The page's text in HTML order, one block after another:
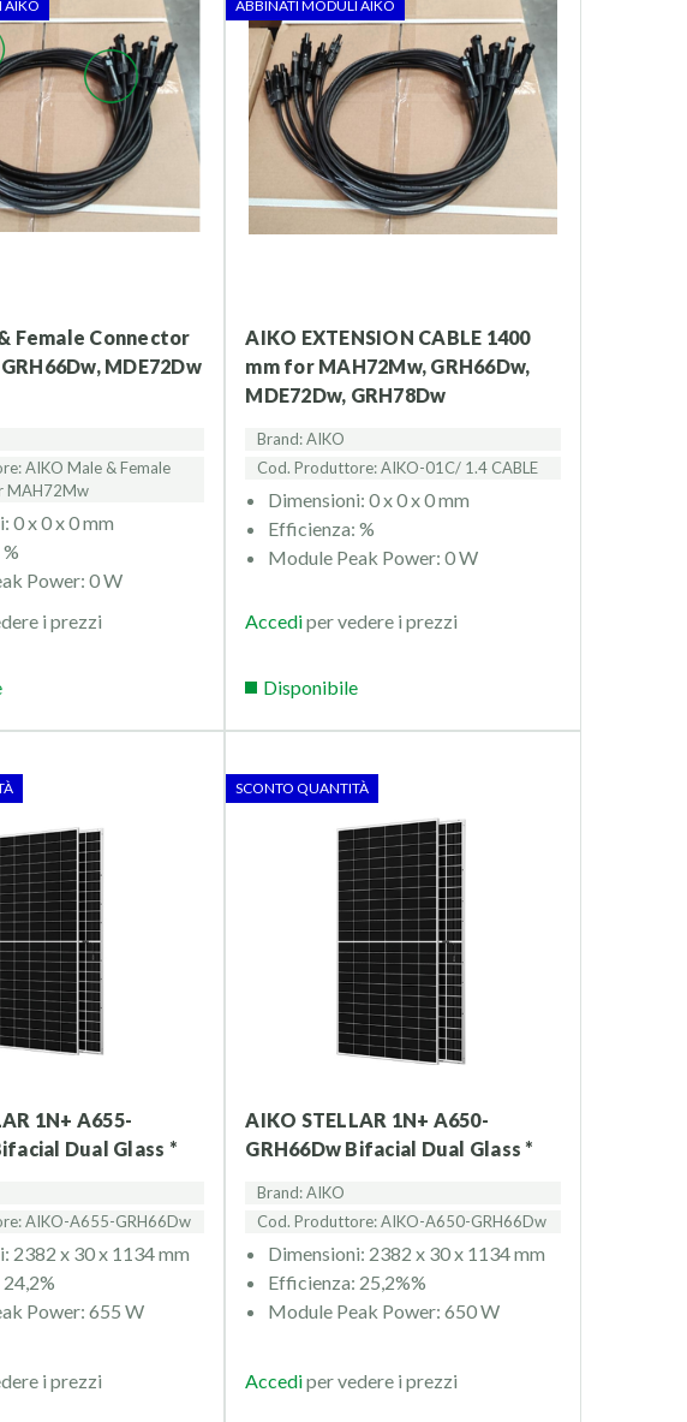
vendita.
e le aziende del settore fotovoltaico.
ottimizzare i tuoi impianti solari.
Scegli qualità, risparmio energetico e
AIKO
MDE72Dw
AIKO Male & Female
MAH72Mw
0 x 0 x 0 mm
Power: 0 W
i prezzi
ABBINATI MODULI AIKO
AIKO EXTENSION CABLE 1400
mm for MAH72Mw, GRH66Dw,
MDE72Dw, GRH78Dw
Brand: AIKO
Cod. Produttore: AIKO-01C/ 1.4 CABLE
Dimensioni: 0 x 0 x 0 mm
Efficienza: %
Module Peak Power: 0 W
Accediper vedere i prezzi
Disponibile
Dual Glass *
AIKO-A655-GRH66Dw
2382 x 30 x 1134 mm
Power: 655 W
i prezzi
SCONTO QUANTITÀ
AIKO STELLAR 1N+ A650-
GRH66Dw Bifacial Dual Glass *
Brand: AIKO
Cod. Produttore: AIKO-A650-GRH66Dw
Dimensioni: 2382 x 30 x 1134 mm
Efficienza: 25,2%%
Module Peak Power: 650 W
Accediper vedere i prezzi